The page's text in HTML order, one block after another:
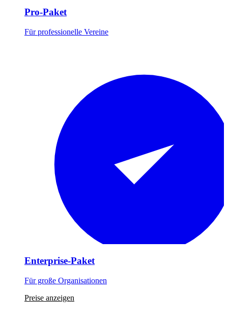
Pro-Paket
Für professionelle Vereine
Enterprise-Paket
Für große Organisationen
Preise anzeigen